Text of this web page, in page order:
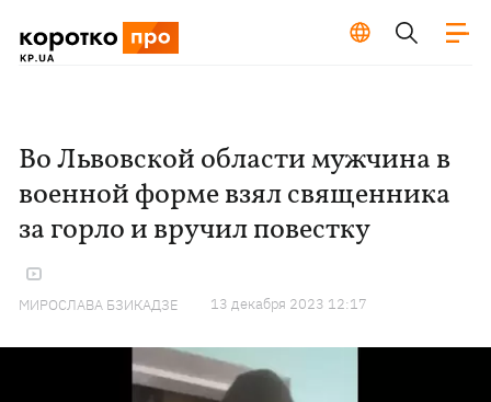
Во Львовской области мужчина в
военной форме взял священника
за горло и вручил повестку
МИРОСЛАВА БЗИКАДЗЕ 13 декабря 2023 12:17